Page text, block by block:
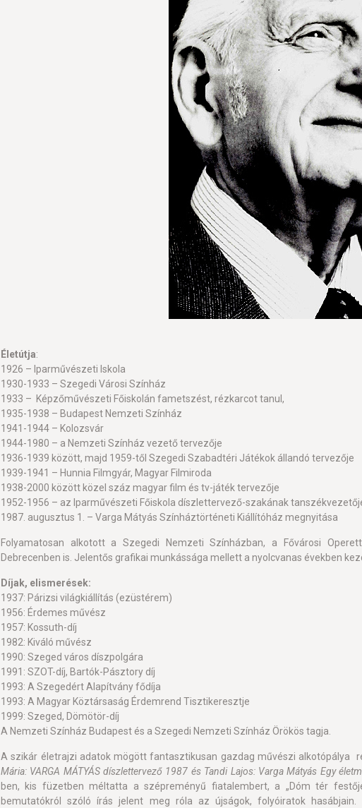
Életútja:
1926 – Iparművészeti Iskola
1930-1933 – Szegedi Városi Színház
1933 – Képzőművészeti Főiskolán fametszést, rézkarcot tanul,
1935-1938 – Budapest Nemzeti Színház
1941-1944 – Kolozsvár
1944-1980 – a Nemzeti Színház vezető tervezője
1936-1939 között, majd 1959-től Szegedi Szabadtéri Játékok állandó tervezője
1939-1941 – Hunnia Filmgyár, Magyar Filmiroda
1938-2000 között közel száz magyar film és tv-játék tervezője
1952-1956 – az Iparművészeti Főiskola díszlettervező-szakának
1987. augusztus 1. – Varga Mátyás Színháztörténeti Kiállítóház megnyitása
Folyamatosan alkotott a Szegedi Nemzeti Színházban, a Fővárosi
Debrecenben is. Jelentős grafikai munkássága mellett a nyolcvanas években
Díjak, elismerések:
1937: Párizsi világkiállítás (ezüstérem)
1956: Érdemes művész
1957: Kossuth-díj
1982: Kiváló művész
1990: Szeged város díszpolgára
1991: SZOT-díj, Bartók-Pásztory díj
1993: A Szegedért Alapítvány fődíja
1993: A Magyar Köztársaság Érdemrend Tisztikeresztje
1999: Szeged, Dömötör-díj
A Nemzeti Színház Budapest és a Szegedi Nemzeti Színház Örökös tagja.
A szikár életrajzi adatok mögött fantasztikusan gazdag művészi alkotópálya
Mária: VARGA MÁTYÁS díszlettervező 1987 és Tandi Lajos: Varga Mátyás Egy
ben, kis füzetben méltatta a szépreményű fiatalembert, a „Dóm tér
bemutatókról szóló írás jelent meg róla az újságok, folyóiratok